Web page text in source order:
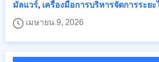
มัลแวร์, เครื่องมือการบริหารจัดการระยะ
เมษายน 9, 2026